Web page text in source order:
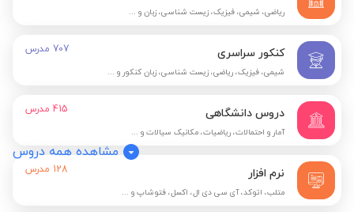
ریاضی، شیمی، فیزیک، زیست شناسی، زبان و ...
کنکور سراسری
شیمی، فیزیک، ریاضی، زیست شناسی، زبان کنکور و ...
707 مدرس
دروس دانشگاهی
آمار و احتمالات، ریاضیات، مکانیک سیالات و ...
415 مدرس
نرم افزار
متلب، اتوکد، آی سی دی ال، اکسل، فتوشاپ و ...
128 مدرس
مشاهده همه دروس